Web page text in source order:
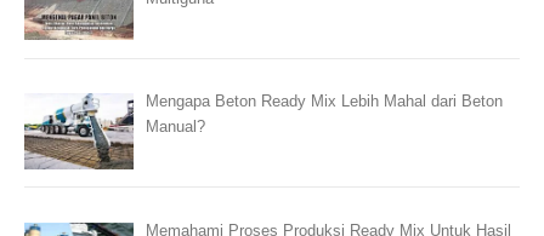
Mengapa Beton Ready Mix Lebih Mahal dari Beton
Manual?
Memahami Proses Produksi Ready Mix Untuk Hasil